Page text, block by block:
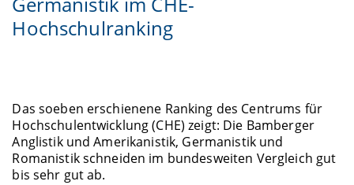
fis.uni-bamberg.de
Hochschulranking
Das soeben erschienene Ranking des Centrums für
Hochschulentwicklung (CHE) zeigt: Die Bamberger
Anglistik und Amerikanistik, Germanistik und
Romanistik schneiden im bundesweiten Vergleich gut
bis sehr gut ab.